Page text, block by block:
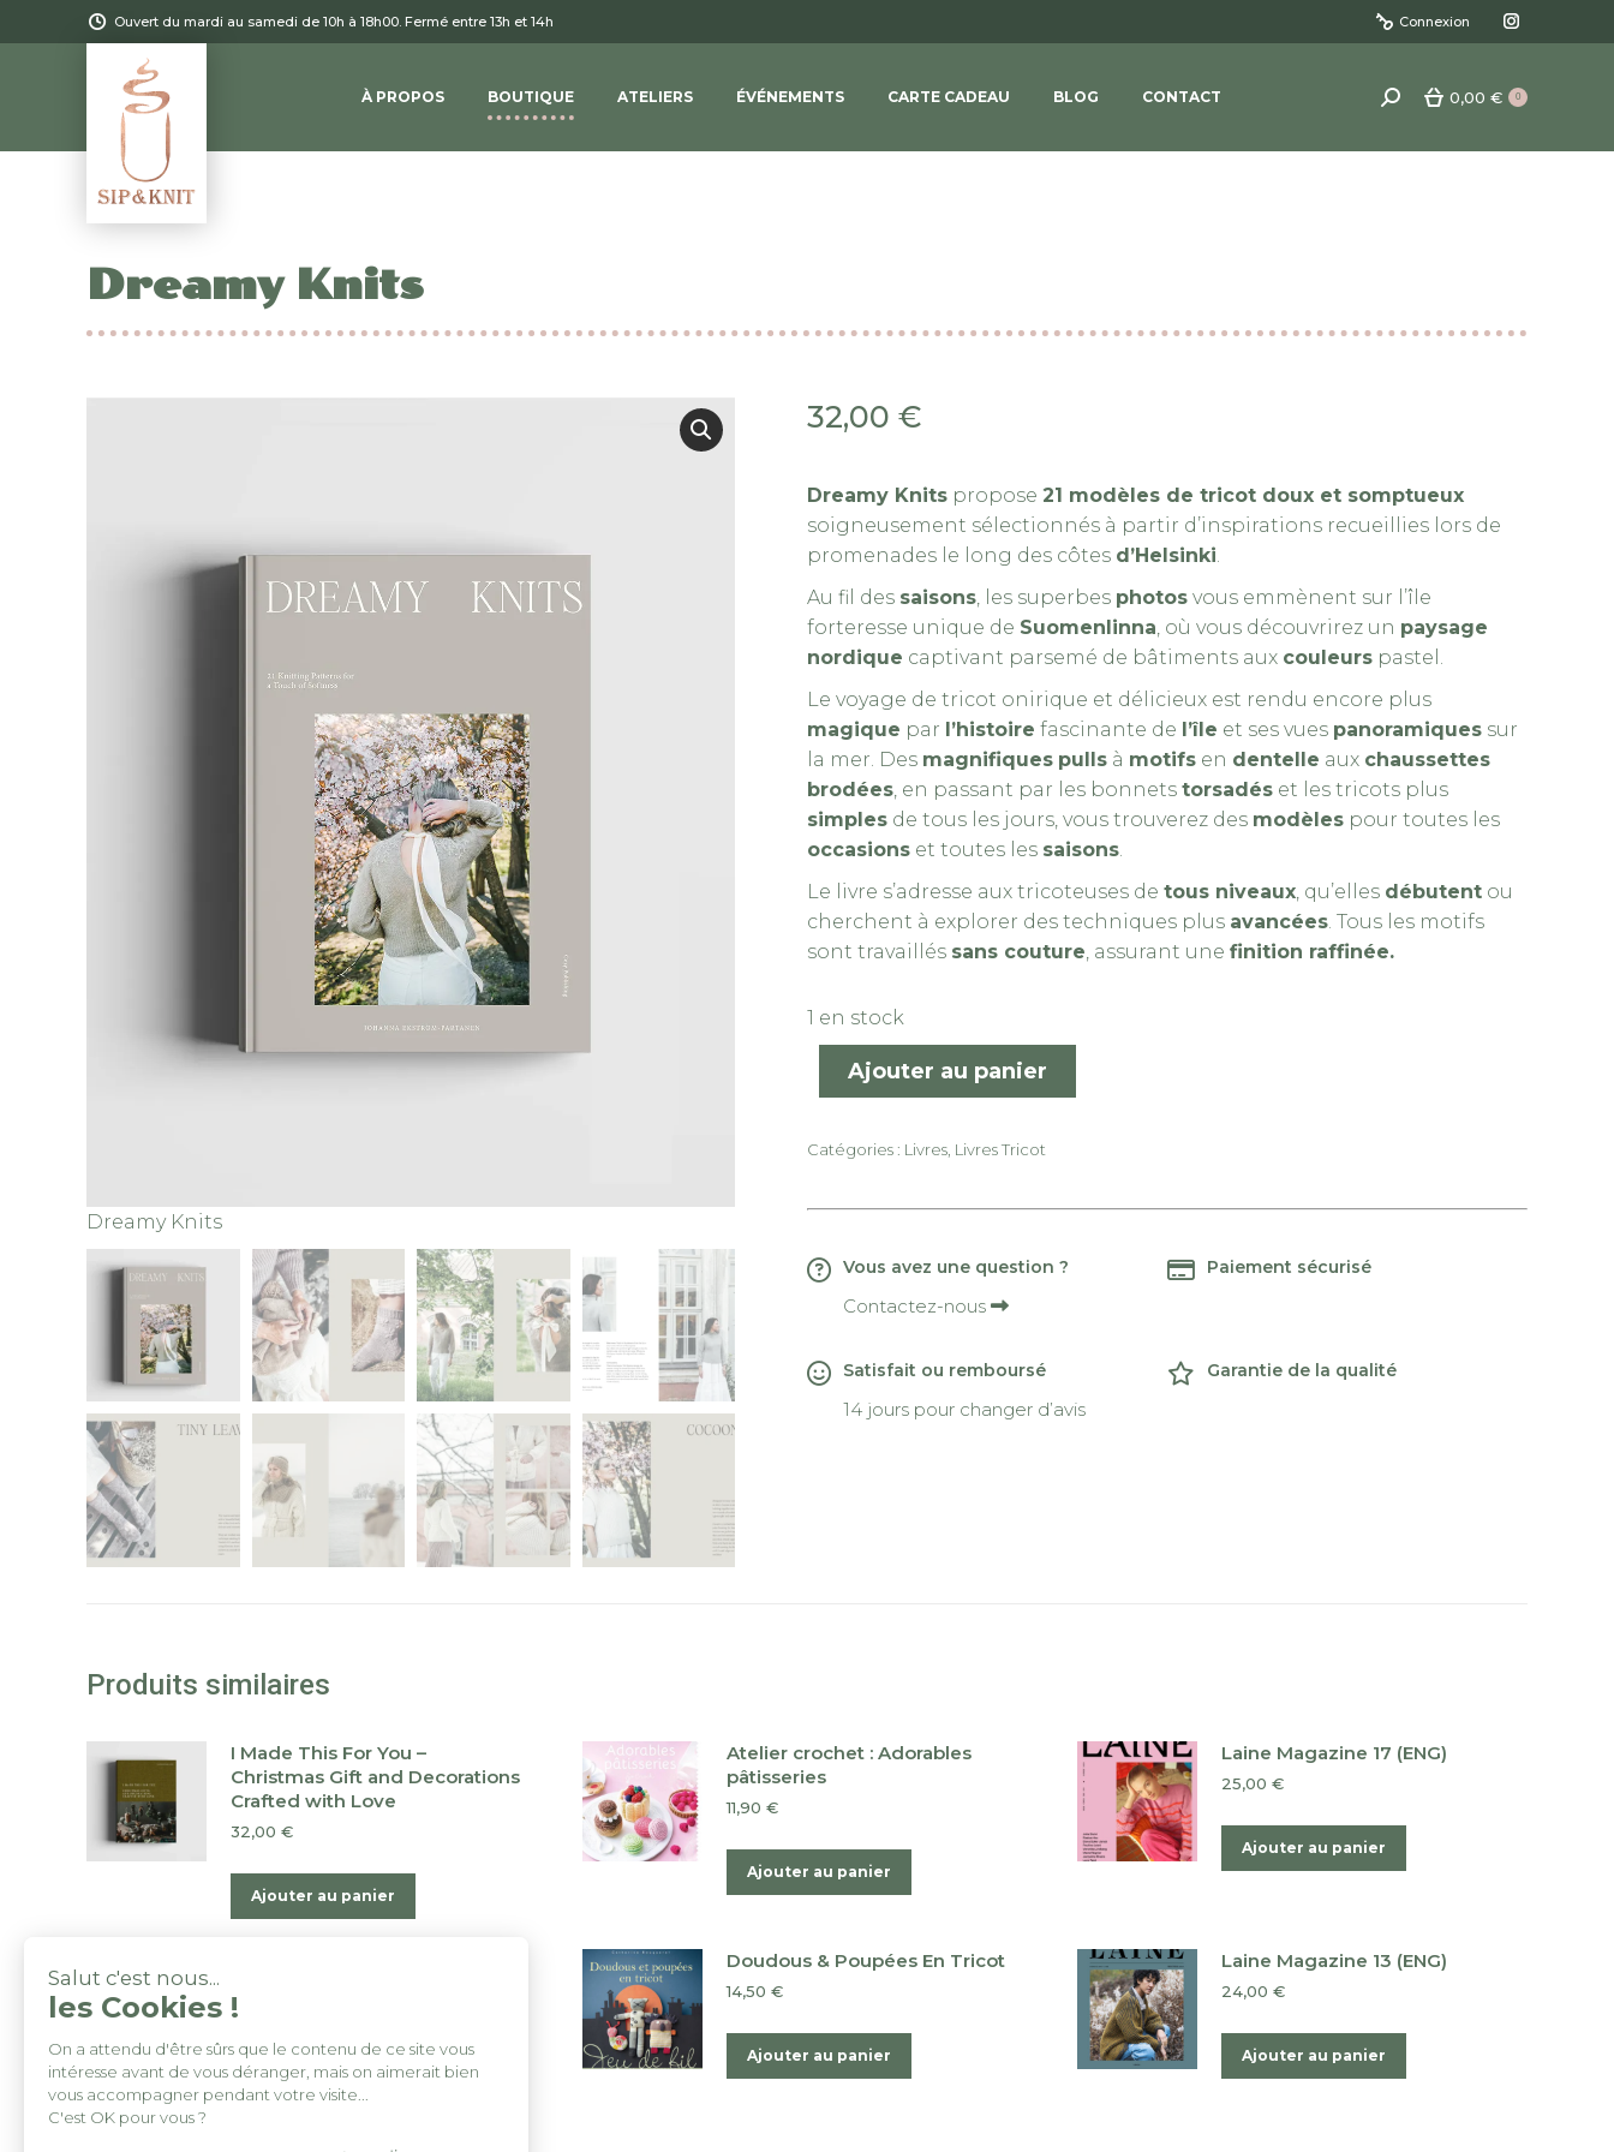
Ouvert du mardi au samedi de 10h à 18h00. Fermé entre 13h et 14h Connexion
La
Instagram
À PROPOS BOUTIQUE ATELIERS ÉVÉNEMENTS CARTE CADEAU BLOG CONTACT
Recherche
0,00 € 0
Dreamy Knits
Dreamy Knits
32,00 €
Dreamy Knits propose 21 modèles de tricot doux et somptueux
soigneusement sélectionnés à partir d’inspirations recueillies lors de
promenades le long des côtes d’Helsinki.
Au fil des saisons, les superbes photos vous emmènent sur l’île
forteresse unique de Suomenlinna, où vous découvrirez un paysage
nordique captivant parsemé de bâtiments aux couleurs pastel.
Le voyage de tricot onirique et délicieux est rendu encore plus
magique par l’histoire fascinante de l’île et ses vues panoramiques sur
la mer. Des magnifiques pulls à motifs en dentelle aux chaussettes
brodées, en passant par les bonnets torsadés et les tricots plus
simples de tous les jours, vous trouverez des modèles pour toutes les
occasions et toutes les saisons.
Le livre s’adresse aux tricoteuses de tous niveaux, qu’elles débutent ou
cherchent à explorer des techniques plus avancées. Tous les motifs
sont travaillés sans couture, assurant une finition raffinée.
1 en stock
Ajouter au panier
Catégories : Livres Livres Tricot
Vous avez une question ?
Contactez-nous
Paiement sécurisé
Satisfait ou remboursé
14 jours pour changer d’avis
Garantie de la qualité
Produits similaires
I Made This For You –
Christmas Gift and Decorations
Crafted with Love
32,00 €
Ajouter au panier
Atelier crochet : Adorables
pâtisseries
11,90 €
Ajouter au panier
Laine Magazine 17 (ENG)
25,00 €
Ajouter au panier
17,50
Ajouter au panier
Doudous & Poupées En Tricot
14,50 €
Ajouter au panier
Laine Magazine 13 (ENG)
24,00 €
Ajouter au panier
Salut c'est nous...
les Cookies !
On a attendu d'être sûrs que le contenu de ce site vous
intéresse avant de vous déranger, mais on aimerait bien
vous accompagner pendant votre visite...
C'est OK pour vous ?